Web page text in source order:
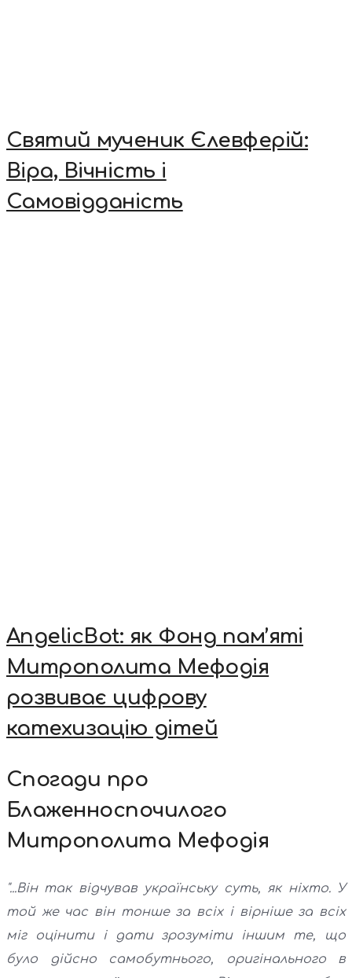
Святий мученик Єлевферій:
Віра, Вічність і
Самовідданість
AngelicBot: як Фонд пам’яті
Митрополита Мефодія
розвиває цифрову
катехизацію дітей
Спогади про
Блаженноспочилого
Митрополита Мефодія
"...Він так відчував українську суть, як ніхто. У
той же час він тонше за всіх і вірніше за всіх
міг оцінити і дати зрозуміти іншим те, що
було дійсно самобутнього, оригінального в